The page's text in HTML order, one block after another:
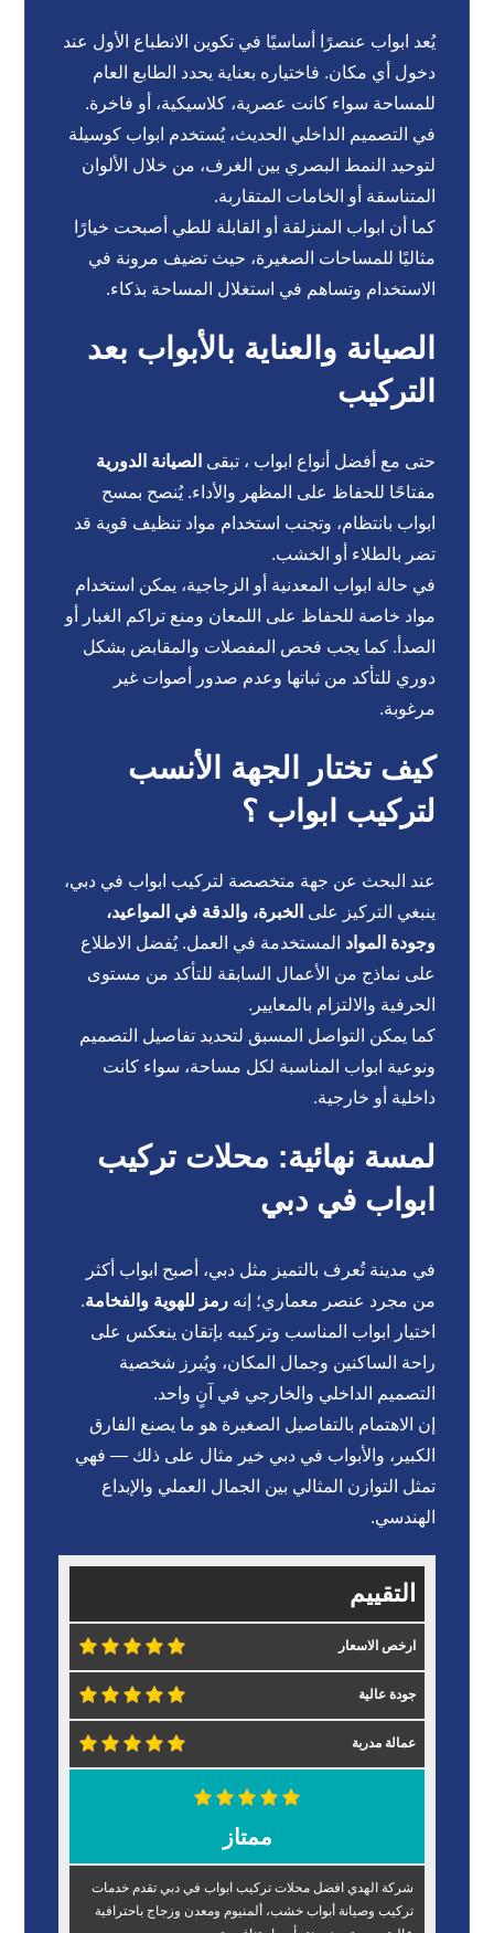
يُعد ابواب عنصرًا أساسيًا في تكوين الانطباع الأول عند
دخول أي مكان. فاختياره بعناية يحدد الطابع العام
للمساحة سواء كانت عصرية، كلاسيكية، أو فاخرة.
في التصميم الداخلي الحديث، يُستخدم ابواب كوسيلة
لتوحيد النمط البصري بين الغرف، من خلال الألوان
المتناسقة أو الخامات المتقاربة.
كما أن ابواب المنزلقة أو القابلة للطي أصبحت خيارًا
مثاليًا للمساحات الصغيرة، حيث تضيف مرونة في
الاستخدام وتساهم في استغلال المساحة بذكاء.
الصيانة والعناية بالأبواب بعد
التركيب
حتى مع أفضل أنواع ابواب ، تبقى الصيانة الدورية
مفتاحًا للحفاظ على المظهر والأداء. يُنصح بمسح
ابواب بانتظام، وتجنب استخدام مواد تنظيف قوية قد
تضر بالطلاء أو الخشب.
في حالة ابواب المعدنية أو الزجاجية، يمكن استخدام
مواد خاصة للحفاظ على اللمعان ومنع تراكم الغبار أو
الصدأ. كما يجب فحص المفصلات والمقابض بشكل
دوري للتأكد من ثباتها وعدم صدور أصوات غير
مرغوبة.
كيف تختار الجهة الأنسب
لتركيب ابواب ؟
عند البحث عن جهة متخصصة لتركيب ابواب في دبي،
ينبغي التركيز على الخبرة، والدقة في المواعيد،
وجودة المواد المستخدمة في العمل. يُفضل الاطلاع
على نماذج من الأعمال السابقة للتأكد من مستوى
الحرفية والالتزام بالمعايير.
كما يمكن التواصل المسبق لتحديد تفاصيل التصميم
ونوعية ابواب المناسبة لكل مساحة، سواء كانت
داخلية أو خارجية.
لمسة نهائية: محلات تركيب
ابواب في دبي
في مدينة تُعرف بالتميز مثل دبي، أصبح ابواب أكثر
من مجرد عنصر معماري؛ إنهرمز للهوية والفخامة.
اختيار ابواب المناسب وتركيبه بإتقان ينعكس على
راحة الساكنين وجمال المكان، ويُبرز شخصية
التصميم الداخلي والخارجي في آنٍ واحد.
إن الاهتمام بالتفاصيل الصغيرة هو ما يصنع الفارق
الكبير، والأبواب في دبي خير مثال على ذلك — فهي
تمثل التوازن المثالي بين الجمال العملي والإبداع
الهندسي.
التقييم
ارخص الاسعار
جودة عالية
عمالة مدربة
ممتاز
شركة الهدي افضل محلات تركيب ابواب في دبي تقدم خدمات
تركيب وصيانة أبواب خشب، ألمنيوم ومعدن وزجاج باحترافية